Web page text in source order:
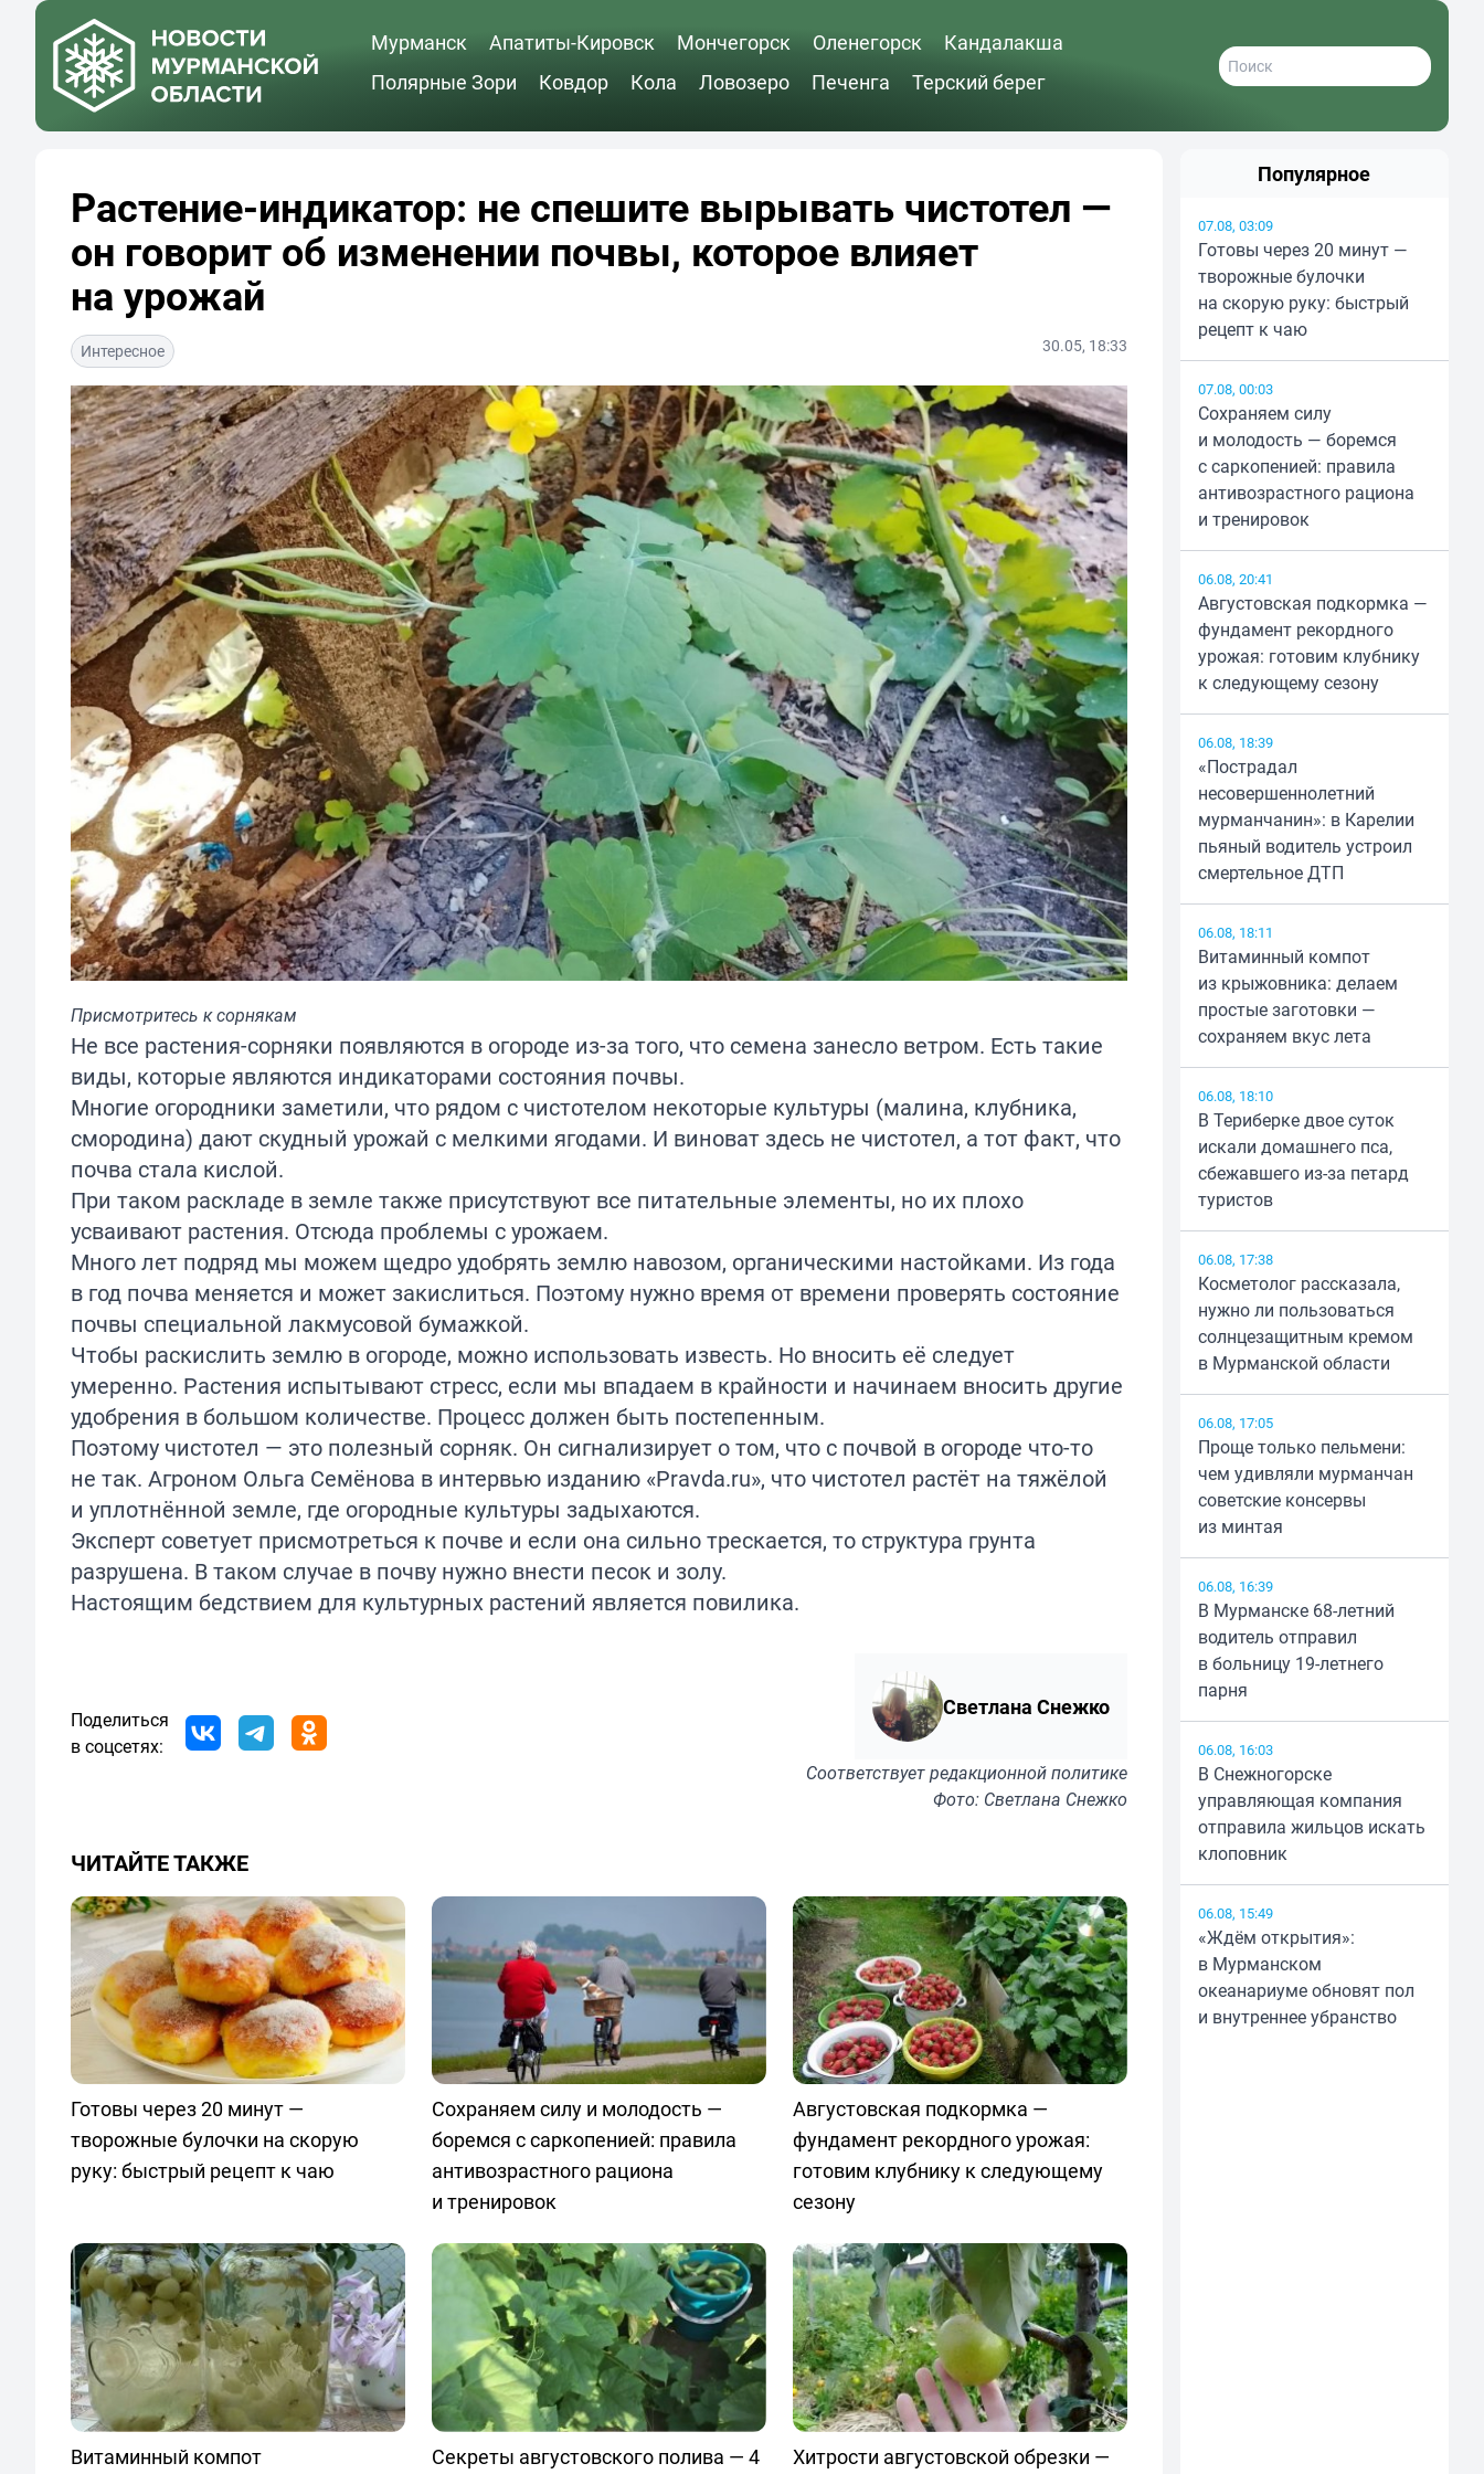
Мурманск Апатиты-Кировск Мончегорск Оленегорск
Кандалакша
Полярные Зори
Ковдор Кола Ловозеро Печенга Терский берег
Растение-индикатор: не спешите вырывать чистотел —
он говорит об изменении почвы, которое влияет
на урожай
Интересное 30.05, 18:33
Присмотритесь к сорнякам
Не все растения-сорняки появляются в огороде из-за того, что семена занесло ветром. Есть такие
виды, которые являются индикаторами состояния почвы.
Многие огородники заметили, что рядом с чистотелом некоторые культуры (малина, клубника,
смородина) дают скудный урожай с мелкими ягодами. И виноват здесь не чистотел, а тот факт, что
почва стала кислой.
При таком раскладе в земле также присутствуют все питательные элементы, но их плохо
усваивают растения. Отсюда проблемы с урожаем.
Много лет подряд мы можем щедро удобрять землю навозом, органическими настойками. Из года
в год почва меняется и может закислиться. Поэтому нужно время от времени проверять состояние
почвы специальной лакмусовой бумажкой.
Чтобы раскислить землю в огороде, можно использовать известь. Но вносить её следует
умеренно. Растения испытывают стресс, если мы впадаем в крайности и начинаем вносить другие
удобрения в большом количестве. Процесс должен быть постепенным.
Поэтому чистотел — это полезный сорняк. Он сигнализирует о том, что с почвой в огороде что-то
не так. Агроном Ольга Семёнова в интервью изданию «Pravda.ru», что чистотел растёт на тяжёлой
и уплотнённой земле, где огородные культуры задыхаются.
Эксперт советует присмотреться к почве и если она сильно трескается, то структура грунта
разрушена. В таком случае в почву нужно внести песок и золу.
Настоящим бедствием для культурных растений является повилика.
Поделиться
в соцсетях:
Светлана Снежко
Соответствуетредакционной политике
Фото: Светлана Снежко
ЧИТАЙТЕ ТАКЖЕ
Готовы через 20 минут —
творожные булочки на скорую
руку: быстрый рецепт к чаю
Сохраняем силу и молодость —
боремся с саркопенией: правила
антивозрастного рациона
и тренировок
Августовская подкормка —
фундамент рекордного урожая:
готовим клубнику к следующему
сезону
Витаминный компот
Секреты августовского полива — 4
Хитрости августовской обрезки —
Популярное
07.08, 03:09
Готовы через 20 минут —
творожные булочки
на скорую руку: быстрый
рецепт к чаю
07.08, 00:03
Сохраняем силу
и молодость — боремся
с саркопенией: правила
антивозрастного рациона
и тренировок
06.08, 20:41
Августовская подкормка —
фундамент рекордного
урожая: готовим клубнику
к следующему сезону
06.08, 18:39
«Пострадал
несовершеннолетний
мурманчанин»: в Карелии
пьяный водитель устроил
смертельное ДТП
06.08, 18:11
Витаминный компот
из крыжовника: делаем
простые заготовки —
сохраняем вкус лета
06.08, 18:10
В Териберке двое суток
искали домашнего пса,
сбежавшего из-за петард
туристов
06.08, 17:38
Косметолог рассказала,
нужно ли пользоваться
солнцезащитным кремом
в Мурманской области
06.08, 17:05
Проще только пельмени:
чем удивляли мурманчан
советские консервы
из минтая
06.08, 16:39
В Мурманске 68-летний
водитель отправил
в больницу 19-летнего
парня
06.08, 16:03
В Снежногорске
управляющая компания
отправила жильцов искать
клоповник
06.08, 15:49
«Ждём открытия»:
в Мурманском
океанариуме обновят пол
и внутреннее убранство